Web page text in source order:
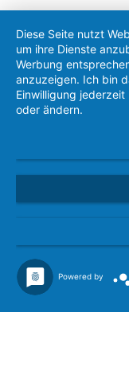
Diese Seite nutzt
um ihre Dienste
Werbung
anzuzeigen. Ich bin
Einwilligung
oder ändern.
Powered by